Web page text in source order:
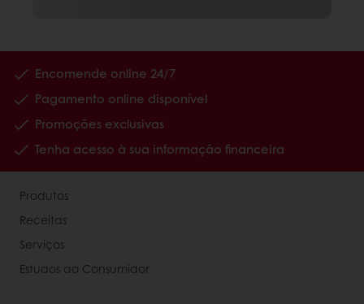
Encomende online 24/7
Pagamento online disponível
Promoções exclusivas
Tenha acesso à sua informação financeira
Produtos
Receitas
Serviços
Estudos ao Consumidor